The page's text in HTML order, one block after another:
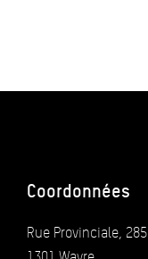
Coordonnées
Rue Provinciale, 285